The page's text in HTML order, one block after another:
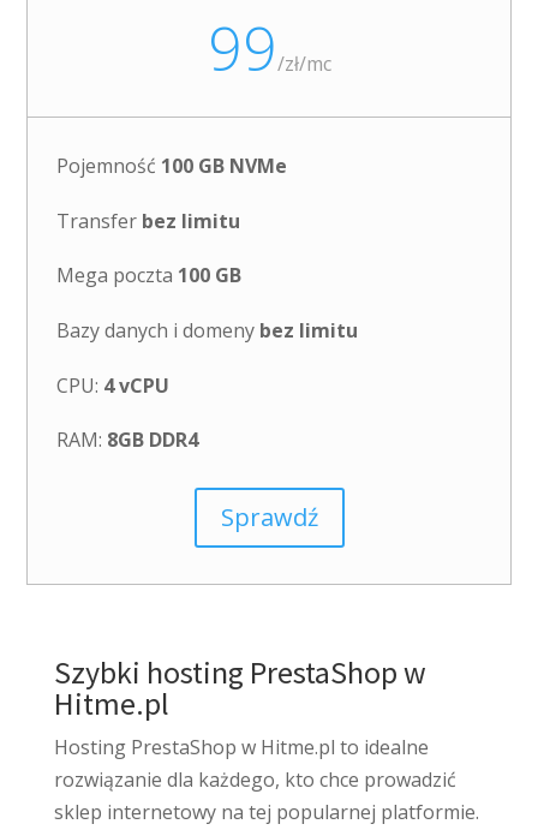
99/zł/mc
Pojemność 100 GB NVMe
Transfer bez limitu
Mega poczta 100 GB
Bazy danych i domeny bez limitu
CPU: 4 vCPU
RAM: 8GB DDR4
Sprawdź
Szybki hosting PrestaShop w
Hitme.pl
Hosting PrestaShop w Hitme.pl to idealne
rozwiązanie dla każdego, kto chce prowadzić
sklep internetowy na tej popularnej platformie.